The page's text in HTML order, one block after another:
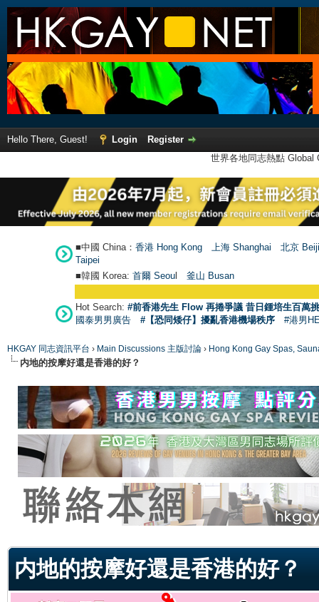
Hello There, Guest! Login
Register
世界各地同志熱點
■中國 China： 香港 Hong Kong 上海 Shanghai
北京
Taipei
■韓國 Korea: 首爾 Seoul 釜山 Busan
Hot Search: #前香港先生 Flow 再捲爭議 昔日鍾培生百萬
國泰男男廣告
#【恐同矮仔】擾亂香港機場秩序 #港男
HKGAY 同志資訊平台 › Main Discussions 主版討論 › Hong Kong Gay Spas,
内地的按摩好還是香港的好？
内地的按摩好還是香港的好？